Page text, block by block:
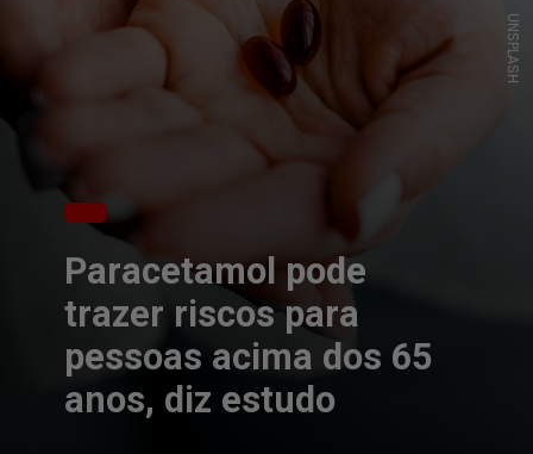
Paracetamol pode
trazer riscos para
pessoas acima dos 65
anos, diz estudo
UNSPLASH